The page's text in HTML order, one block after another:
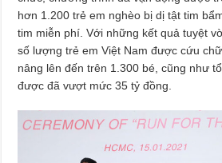
hơn 1.200 trẻ em nghèo bị dị tật tim
tim miễn phí. Với những kết quả tuyệt
số lượng trẻ em Việt Nam được cứu
nâng lên đến trên 1.300 bé, cũng như
được đã vượt mức 35 tỷ đồng.